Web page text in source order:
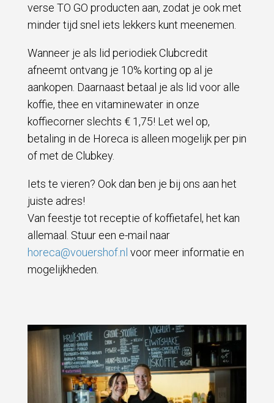
verse TO GO producten aan, zodat je ook met
minder tijd snel iets lekkers kunt meenemen.
Wanneer je als lid periodiek Clubcredit
afneemt ontvang je 10% korting op al je
aankopen. Daarnaast betaal je als lid voor alle
koffie, thee en vitaminewater in onze
koffiecorner slechts € 1,75! Let wel op,
betaling in de Horeca is alleen mogelijk per pin
of met de Clubkey.
Iets te vieren? Ook dan ben je bij ons aan het
juiste adres!
Van feestje tot receptie of koffietafel, het kan
allemaal. Stuur een e-mail naar
horeca@vouershof.nl voor meer informatie en
mogelijkheden.